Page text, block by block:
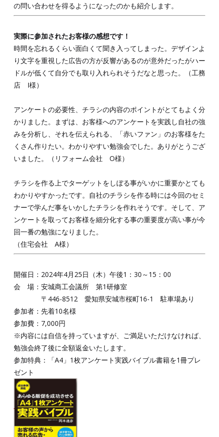
の問い合わせを得るようになったのかも紹介します。
実際に参加されたお客様の感想です！
時間を忘れるくらい面白くて聞き入ってしまった。デザインよ
り文字を重視した広告の方が反響があるのが意外だったがハー
ドルが低くて自分でも取り入れられそうだなと思った。（工務
店 I様）
アンケートの必要性、チラシの内容のポイントがとてもよく分
かりました。まずは、お客様へのアンケートを実践し自社の強
みを分析し、それを伝えられる、「赤いファン」のお客様をた
くさん作りたい。わかりやすい勉強会でした。ありがとうござ
いました。（リフォーム会社 O様）
チラシを作る上でターゲットをしぼる事がいかに重要かとても
わかりやすかったです。自社のチラシを作る時には今回のセミ
ナーで学んだ事をいかしたチラシを作れそうです。そして、ア
ンケートを取ってお客様を細分化する事の重要度が高い事が今
回一番の勉強になりました。
（住宅会社 A様）
開催日：2024年4月25日（木）午後1：30～15：00
会 場：安城商工会議所 第1研修室
〒446-8512 愛知県安城市桜町16-1 駐車場あり
参加者：先着10名様
参加費：7,000円
※内容には自信を持っていますが、ご満足いただけなければ、
勉強会終了後に全額返金いたします。
参加特典：「A4」1枚アンケート実践バイブル書籍を1冊プレ
ゼント